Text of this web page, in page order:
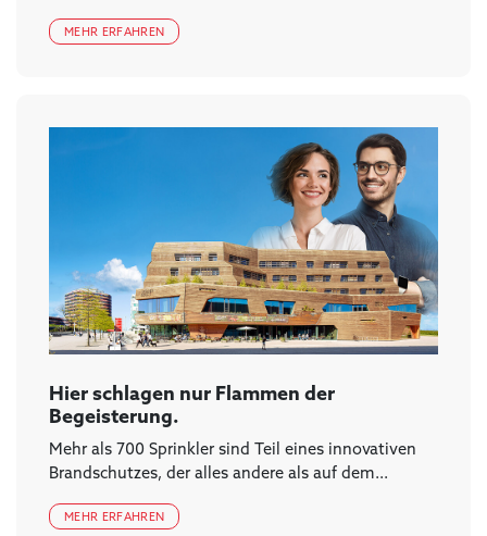
MEHR ERFAHREN
Hier schlagen nur Flammen der
Begeisterung.
Mehr als 700 Sprinkler sind Teil eines innovativen
Brandschutzes, der alles andere als auf dem...
MEHR ERFAHREN